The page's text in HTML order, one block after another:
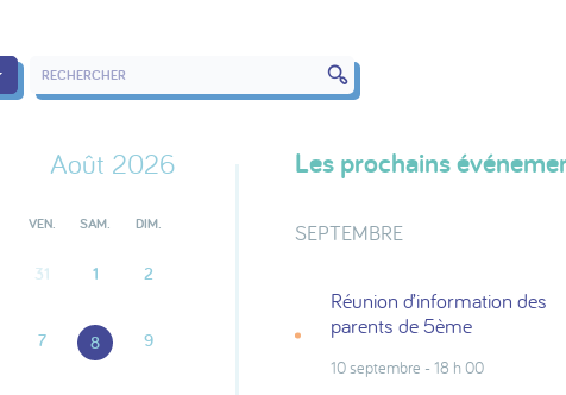
RECHERCHER DANS LES ÉVÉNEMENTS
Août 2026
VEN. SAM. DIM.
31 1 2
7 8 9
Les prochains
SEPTEMBRE
Réunion d’information des
parents de 5ème
10 septembre - 18 h 00